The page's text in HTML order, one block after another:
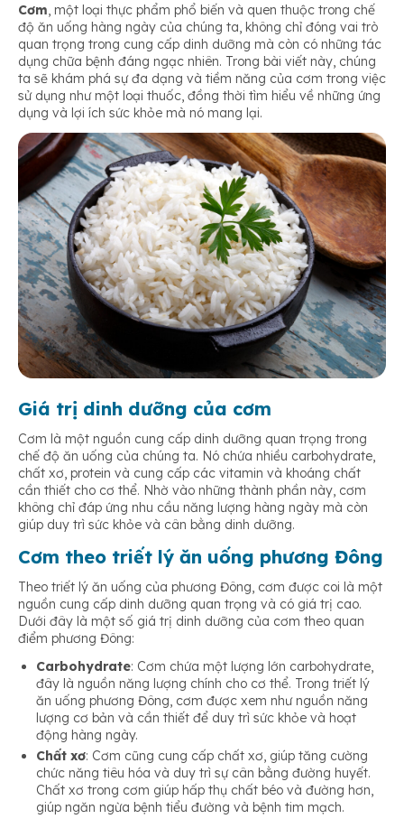
Cách sử dụng cơm như một loại thuốc
Theo dõi và đánh giá tác dụng
Cơm, một loại thực phẩm phổ biến và quen thuộc trong chế
độ ăn uống hàng ngày của chúng ta, không chỉ đóng vai trò
quan trọng trong cung cấp dinh dưỡng mà còn có những tác
dụng chữa bệnh đáng ngạc nhiên. Trong bài viết này, chúng
ta sẽ khám phá sự đa dạng và tiềm năng của cơm trong việc
sử dụng như một loại thuốc, đồng thời tìm hiểu về những ứng
dụng và lợi ích sức khỏe mà nó mang lại.
Giá trị dinh dưỡng của cơm
Cơm là một nguồn cung cấp dinh dưỡng quan trọng trong
chế độ ăn uống của chúng ta. Nó chứa nhiều carbohydrate,
chất xơ, protein và cung cấp các vitamin và khoáng chất
cần thiết cho cơ thể. Nhờ vào những thành phần này, cơm
không chỉ đáp ứng nhu cầu năng lượng hàng ngày mà còn
giúp duy trì sức khỏe và cân bằng dinh dưỡng.
Cơm theo triết lý ăn uống phương Đông
Theo triết lý ăn uống của phương Đông, cơm được coi là một
nguồn cung cấp dinh dưỡng quan trọng và có giá trị cao.
Dưới đây là một số giá trị dinh dưỡng của cơm theo quan
điểm phương Đông:
Carbohydrate: Cơm chứa một lượng lớn carbohydrate,
đây là nguồn năng lượng chính cho cơ thể. Trong triết lý
ăn uống phương Đông, cơm được xem như nguồn năng
lượng cơ bản và cần thiết để duy trì sức khỏe và hoạt
động hàng ngày.
Chất xơ: Cơm cũng cung cấp chất xơ, giúp tăng cường
chức năng tiêu hóa và duy trì sự cân bằng đường huyết.
Chất xơ trong cơm giúp hấp thụ chất béo và đường hơn,
giúp ngăn ngừa bệnh tiểu đường và bệnh tim mạch.